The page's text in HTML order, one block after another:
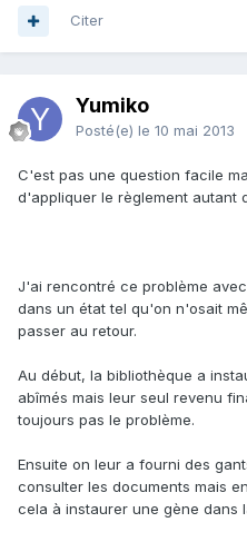
Citer
Yumiko
Posté(e) le 10 mai 2013
C'est pas une question facile
d'appliquer le règlement autant
J'ai rencontré ce problème
dans un état tel qu'on n'osait
passer au retour.
Au début, la bibliothèque a
abîmés mais leur seul revenu
toujours pas le problème.
Ensuite on leur a fourni des
consulter les documents mais
cela à instaurer une gène dans